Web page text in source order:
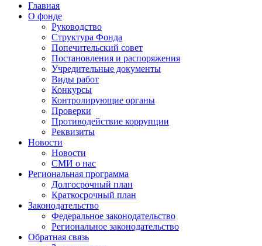
Главная
О фонде
Руководство
Структура Фонда
Попечительский совет
Постановления и распоряжения
Учредительные документы
Виды работ
Конкурсы
Контролирующие органы
Проверки
Противодействие коррупции
Реквизиты
Новости
Новости
СМИ о нас
Региональная программа
Долгосрочный план
Краткосрочный план
Законодательство
Федеральное законодательство
Региональное законодательство
Обратная связь